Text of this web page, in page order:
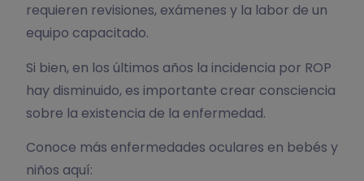
requieren revisiones, exámenes y la labor de un
equipo capacitado.
Si bien, en los últimos años la incidencia por ROP
hay disminuido, es importante crear consciencia
sobre la existencia de la enfermedad.
Conoce más enfermedades oculares en bebés y
niños aquí: